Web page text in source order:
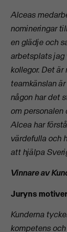
Alceas
nomineringar
en glädje och
arbetsplats jag
kollegor. Det
teamkänslan
någon har det
om personalen
Alcea har
värdefulla och
att hjälpa
Vinnare av
Juryns
Kunderna
kompetens